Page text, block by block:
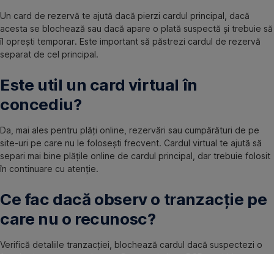
Un card de rezervă te ajută dacă pierzi cardul principal, dacă
acesta se blochează sau dacă apare o plată suspectă și trebuie să
îl oprești temporar. Este important să păstrezi cardul de rezervă
separat de cel principal.
Este util un card virtual în
concediu?
Da, mai ales pentru plăți online, rezervări sau cumpărături de pe
site-uri pe care nu le folosești frecvent. Cardul virtual te ajută să
separi mai bine plățile online de cardul principal, dar trebuie folosit
în continuare cu atenție.
Ce fac dacă observ o tranzacție pe
care nu o recunosc?
Verifică detaliile tranzacției, blochează cardul dacă suspectezi o